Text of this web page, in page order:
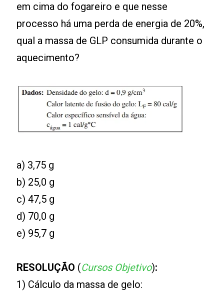
em cima do fogareiro e que nesse
processo há uma perda de energia de 20%,
qual a massa de GLP consumida durante o
aquecimento?
a) 3,75 g
b) 25,0 g
c) 47,5 g
d) 70,0 g
e) 95,7 g
RESOLUÇÃO (Cursos Objetivo):
1) Cálculo da massa de gelo: